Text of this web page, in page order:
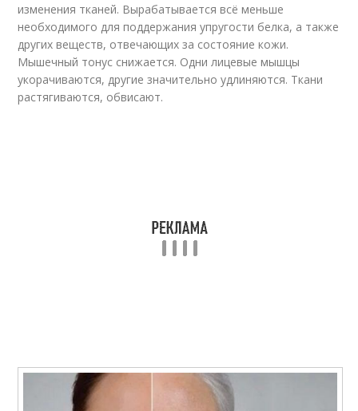
изменения тканей. Вырабатывается всё меньше
необходимого для поддержания упругости белка, а также
других веществ, отвечающих за состояние кожи.
Мышечный тонус снижается. Одни лицевые мышцы
укорачиваются, другие значительно удлиняются. Ткани
растягиваются, обвисают.